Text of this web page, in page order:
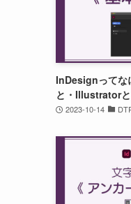
InDesignってな
と・Illustrator
2023-10-14